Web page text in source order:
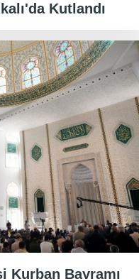
Kutlandı
Kurban Bayramı